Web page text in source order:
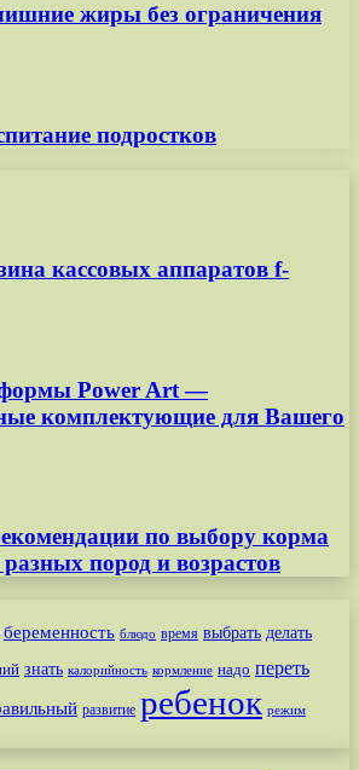
жиры без ограничения
подростков
кассовых аппаратов f-
Power Art —
комплектующие для Вашего
по выбору корма
пород и возрастов
беременность блюдо время выбрать делать
знать калорийность кормление надо переть
развитие ребенок режим